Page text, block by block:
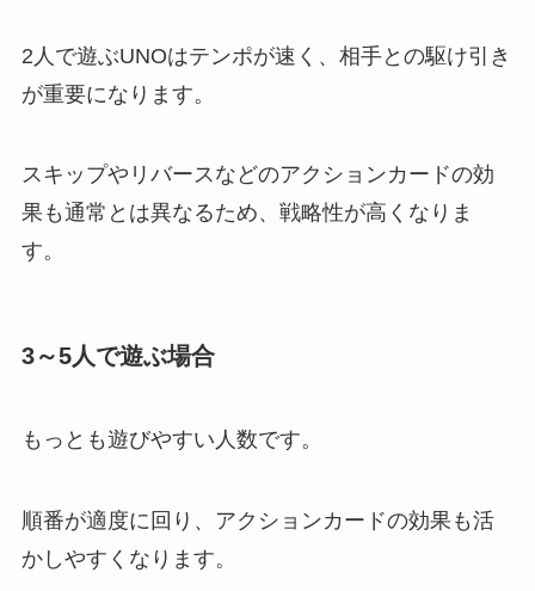
2人で遊ぶUNOはテンポが速く、相手との駆け引き
が重要になります。
スキップやリバースなどのアクションカードの効
果も通常とは異なるため、戦略性が高くなりま
す。
3～5人で遊ぶ場合
もっとも遊びやすい人数です。
順番が適度に回り、アクションカードの効果も活
かしやすくなります。